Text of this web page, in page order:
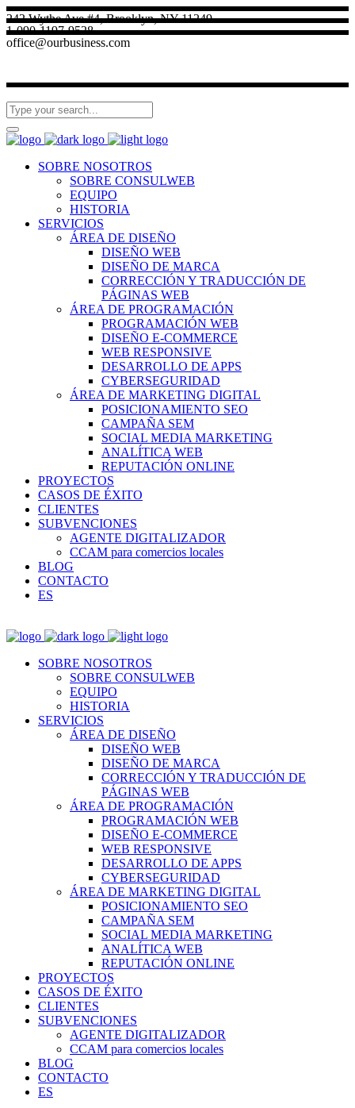
242 Wythe Ave #4, Brooklyn, NY 11249
1-090-1197-9528
office@ourbusiness.com
SOBRE NOSOTROS
SOBRE CONSULWEB
EQUIPO
HISTORIA
SERVICIOS
ÁREA DE DISEÑO
DISEÑO WEB
DISEÑO DE MARCA
CORRECCIÓN Y TRADUCCIÓN DE
PÁGINAS WEB
ÁREA DE PROGRAMACIÓN
PROGRAMACIÓN WEB
DISEÑO E-COMMERCE
WEB RESPONSIVE
DESARROLLO DE APPS
CYBERSEGURIDAD
ÁREA DE MARKETING DIGITAL
POSICIONAMIENTO SEO
CAMPAÑA SEM
SOCIAL MEDIA MARKETING
ANALÍTICA WEB
REPUTACIÓN ONLINE
PROYECTOS
CASOS DE ÉXITO
CLIENTES
SUBVENCIONES
AGENTE DIGITALIZADOR
CCAM para comercios locales
BLOG
CONTACTO
ES
SOBRE NOSOTROS
SOBRE CONSULWEB
EQUIPO
HISTORIA
SERVICIOS
ÁREA DE DISEÑO
DISEÑO WEB
DISEÑO DE MARCA
CORRECCIÓN Y TRADUCCIÓN DE
PÁGINAS WEB
ÁREA DE PROGRAMACIÓN
PROGRAMACIÓN WEB
DISEÑO E-COMMERCE
WEB RESPONSIVE
DESARROLLO DE APPS
CYBERSEGURIDAD
ÁREA DE MARKETING DIGITAL
POSICIONAMIENTO SEO
CAMPAÑA SEM
SOCIAL MEDIA MARKETING
ANALÍTICA WEB
REPUTACIÓN ONLINE
PROYECTOS
CASOS DE ÉXITO
CLIENTES
SUBVENCIONES
AGENTE DIGITALIZADOR
CCAM para comercios locales
BLOG
CONTACTO
ES